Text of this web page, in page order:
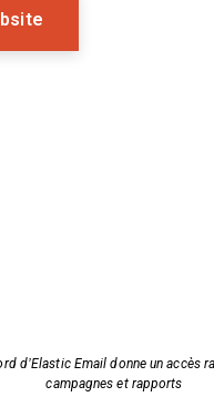
d’Elastic Email donne un accès
campagnes et rapports